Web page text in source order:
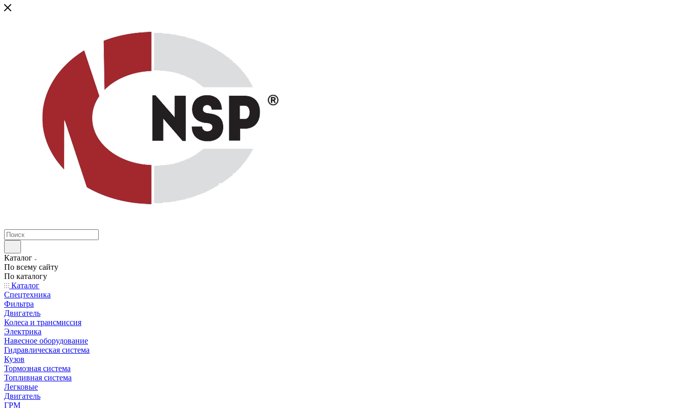
Каталог
По всему сайту
По каталогу
Каталог
Спецтехника
Фильтра
Двигатель
Колеса и трансмиссия
Электрика
Навесное оборудование
Гидравлическая система
Кузов
Тормозная система
Топливная система
Легковые
Двигатель
ГРМ